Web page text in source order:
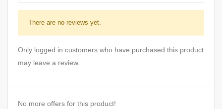
There are no reviews yet.
Only logged in customers who have purchased this product
may leave a review.
No more offers for this product!